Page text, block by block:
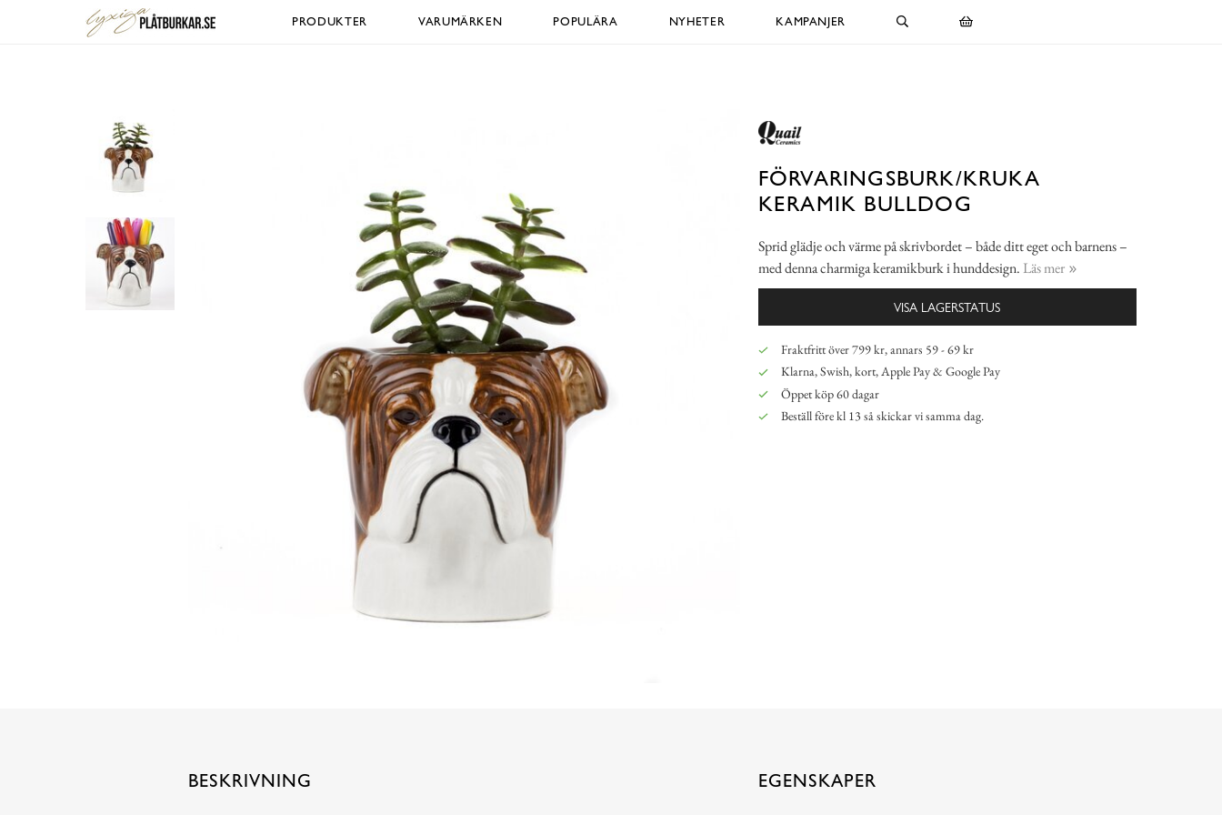
PRODUKTER VARUMÄRKEN POPULÄRA NYHETER KAMPANJER
FÖRVARINGSBURK/KRUKA
KERAMIK BULLDOG
Sprid glädje och värme på skrivbordet – både ditt eget och barnens –
med denna charmiga keramikburk i hunddesign. Läs mer
VISA LAGERSTATUS
Fraktfritt över 799 kr, annars 59 - 69 kr
Klarna, Swish, kort, Apple Pay & Google Pay
Öppet köp 60 dagar
Beställ före kl 13 så skickar vi samma dag.
BESKRIVNING EGENSKAPER